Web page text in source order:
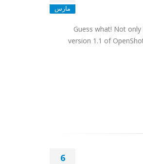
مارس
Guess what! Not
version 1.1 of
6